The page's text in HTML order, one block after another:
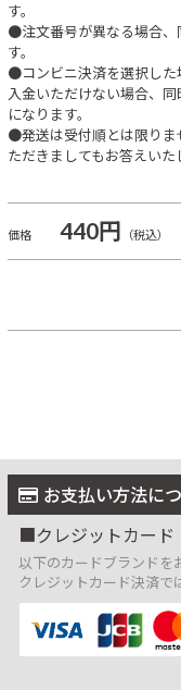
す。
●注文番号が異なる場合、
す。
●コンビニ決済を選択した
入金いただけない場合、
になります。
●発送は受付順とは限りま
ただきましてもお答えいた
価格 440円 （税込）
お支払い方法に
クレジットカード
以下のカードブランドを
クレジットカード決済で